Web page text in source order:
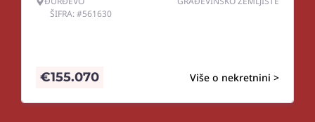
ŠIFRA: #561630
Više o nekretnini >
€155.070